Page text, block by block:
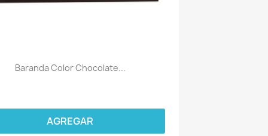
Baranda Color Chocolate...
AGREGAR